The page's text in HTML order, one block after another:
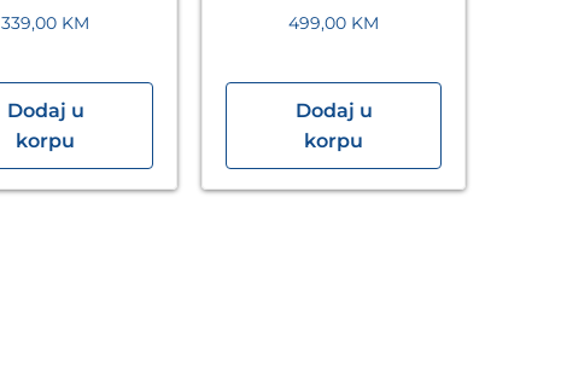
339,00 KM
Dodaj u
korpu
499,00 KM
Dodaj u
korpu